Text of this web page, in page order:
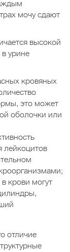
мочу сдают
высокой
урине
кровяных
это может
оболочки или
крови могут
отличие